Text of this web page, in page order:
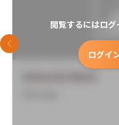
閲覧するにはログ
ログイ
前のスライド